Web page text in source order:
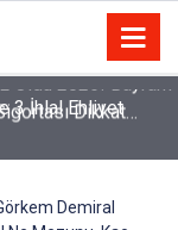
3 İhlal Ehliyet
Demiral